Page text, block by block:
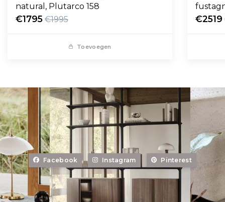
natural, Plutarco 158
€1795 €1995
Toevoegen
€2519
Facebook Instagram Pinterest